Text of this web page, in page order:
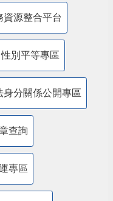
專區
資源整合平台
性別平等專區
分關係公開專區
查詢
專區